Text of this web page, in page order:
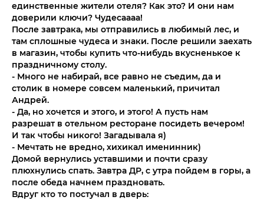
единственные жители отеля? Как это? И они нам
доверили ключи? Чудесаааа!
После завтрака, мы отправились в любимый лес, и
там сплошные чудеса и знаки. После решили заехать
в магазин, чтобы купить что-нибудь вкусненькое к
праздничному столу.
- Много не набирай, все равно не съедим, да и
столик в номере совсем маленький, причитал
Андрей.
- Да, но хочется и этого, и этого! А пусть нам
разрешат в отельном ресторане посидеть вечером!
И так чтобы никого! Загадывала я)
- Мечтать не вредно, хихикал именинник)
Домой вернулись уставшими и почти сразу
плюхнулись спать. Завтра ДР, с утра пойдем в горы, а
после обеда начнем праздновать.
Вдруг кто то постучал в дверь: